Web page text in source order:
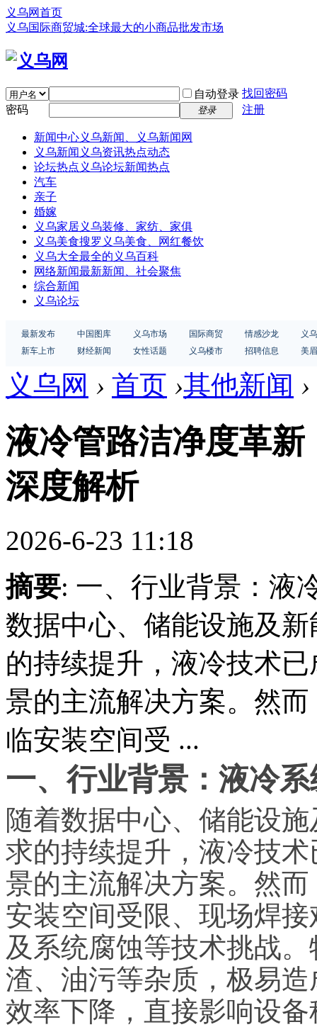
义乌网首页
义乌国际商贸城:全球最大的小商品批发市场
自动登录 找回密码
密码
登录 注册
新闻中心义乌新闻、义乌新闻网
义乌新闻 义乌资讯热点动态
论坛热点 义乌论坛新闻热点
汽车
亲子
婚嫁
义乌家居义乌装修、家纺、家俱
义乌美食搜罗义乌美食、网红餐饮
义乌大全最全的义乌百科
网络新闻最新新闻、社会聚焦
综合新闻
义乌论坛
最新发布 中国图库 义乌市场 国际商贸 情感沙龙
义
新车上市
财经新闻 女性话题 义乌楼市 招聘信息 美
义乌网 › 首页 ›其他新闻 ›
液冷管路洁净度革
深度解析
2026-6-23 11:18
摘要: 一、行业背景：液
数据中心、储能设施及
的持续提升，液冷技术
景的主流解决方案。然
临安装空间受 ...
一、行业背景：液冷
随着数据中心、储能设
求的持续提升，液冷技
景的主流解决方案。然
安装空间受限、现场焊
及系统腐蚀等技术挑战
渣、油污等杂质，极易
效率下降，直接影响设